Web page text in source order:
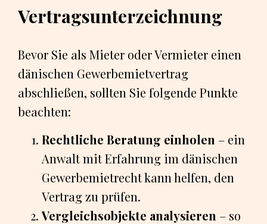
Vertragsunterzeichnung
Bevor Sie als Mieter oder Vermieter einen
dänischen Gewerbemietvertrag
abschließen, sollten Sie folgende Punkte
beachten:
Rechtliche Beratung einholen – ein
Anwalt mit Erfahrung im dänischen
Gewerbemietrecht kann helfen, den
Vertrag zu prüfen.
Vergleichsobjekte analysieren – so